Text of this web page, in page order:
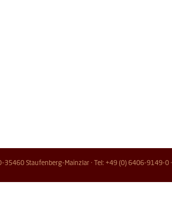
35460 Staufenberg-Mainzlar · Tel: +49 (0) 6406-9149-0 ·